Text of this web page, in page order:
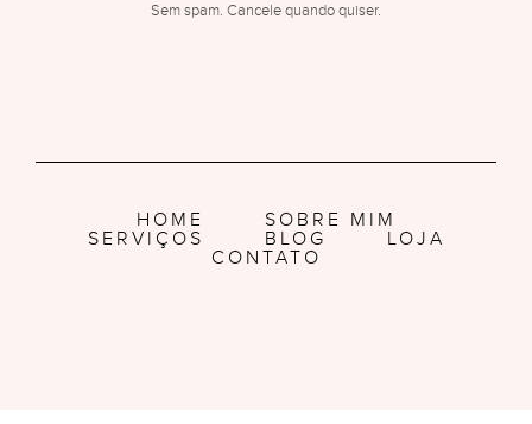
Sem spam. Cancele quando quiser.
HOME
SOBRE MIM
SERVIÇOS
BLOG
LOJA
CONTATO